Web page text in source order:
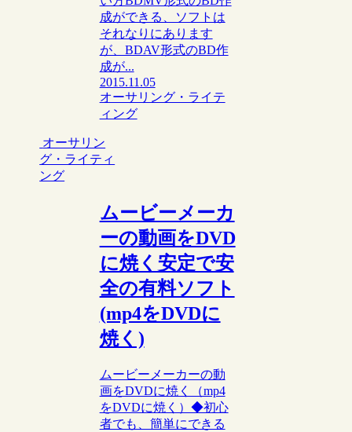
成ができる、ソフトは
それなりにあります
が、BDAV形式のBD作
成が...
2015.11.05
オーサリング・ライテ
ィング
オーサリン
グ・ライティ
ング
ムービーメーカ
ーの動画をDVD
に焼く安定で安
全の有料ソフト
(mp4をDVDに
焼く)
ムービーメーカーの動
画をDVDに焼く（mp4
をDVDに焼く）◆初心
者でも、簡単にできる